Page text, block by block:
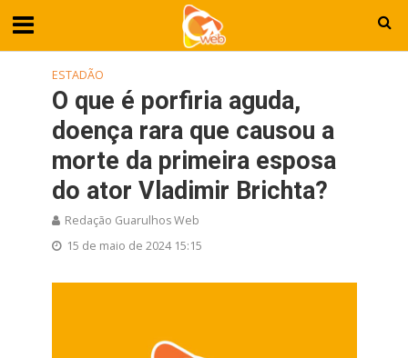
ESTADÃO
O que é porfiria aguda,
doença rara que causou a
morte da primeira esposa
do ator Vladimir Brichta?
Redação Guarulhos Web
15 de maio de 2024 15:15